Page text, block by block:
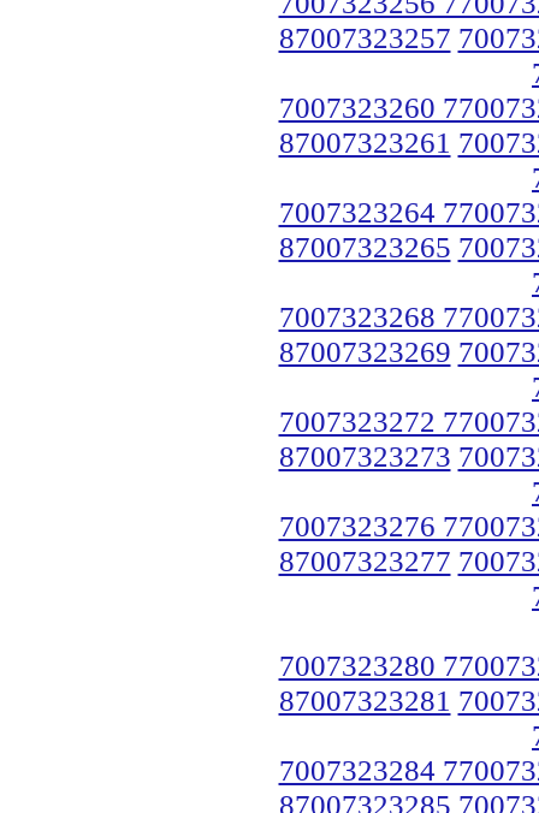
87007323257
7007323260
87007323261
7007323264
87007323265
7007323268
87007323269
7007323272
87007323273
7007323276
87007323277
7007323280
87007323281
7007323284
87007323285